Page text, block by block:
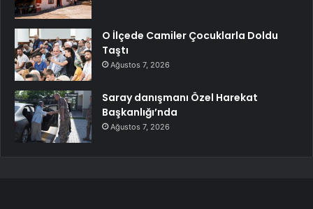
O İlçede Camiler Çocuklarla Doldu
Taştı
Ağustos 7, 2026
Saray danışmanı Özel Harekat
Başkanlığı’nda
Ağustos 7, 2026